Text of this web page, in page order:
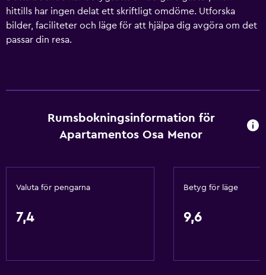
hittills har ingen delat ett skriftligt omdöme. Utforska
bilder, faciliteter och läge för att hjälpa dig avgöra om det
passar din resa.
Rumsbokningsinformation för
Apartamentos Osa Menor
Valuta för pengarna
7,4
Betyg för läge
9,6